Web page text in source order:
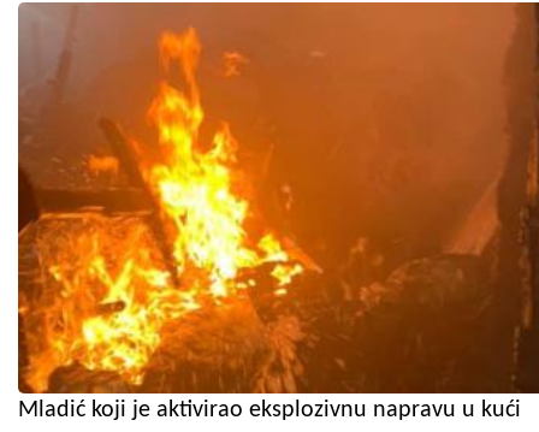
Mladić koji je aktivirao eksplozivnu napravu u kući